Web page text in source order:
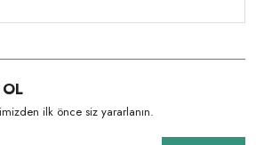
ilk önce siz yararlanın.